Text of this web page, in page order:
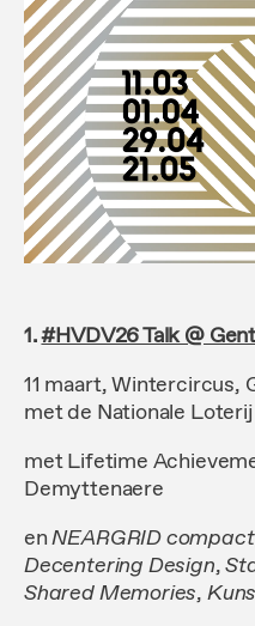
1.#HVDV26 Talk @ Gent
11 maart, Wintercircus,
met de Nationale Loterij
met Lifetime
Demyttenaere
enNEARGRID compact
Decentering Design,
Shared Memories,